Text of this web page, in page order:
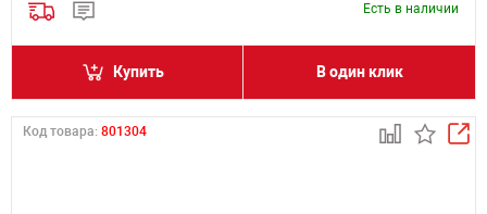
Есть в наличии
Купить В один клик
Код товара: 801304